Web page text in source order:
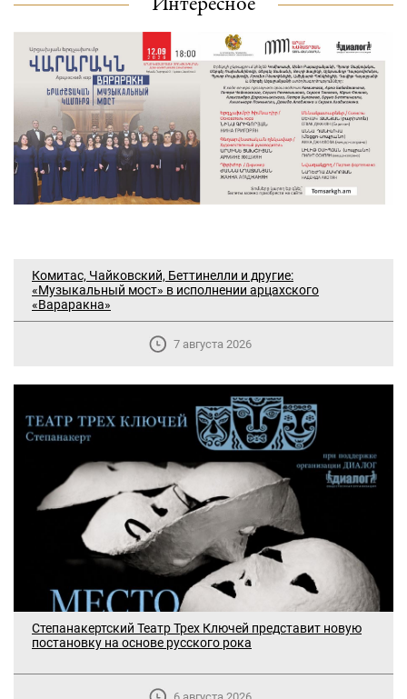
Интересное
Комитас, Чайковский, Беттинелли и другие:
«Музыкальный мост» в исполнении арцахского
«Вараракна»
7 августа 2026
Степанакертский Театр Трех Ключей представит новую
постановку на основе русского рока